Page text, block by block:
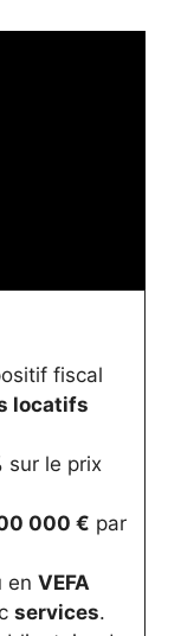
fiscal
locatifs
sur le prix
000 € par
en VEFA
services.